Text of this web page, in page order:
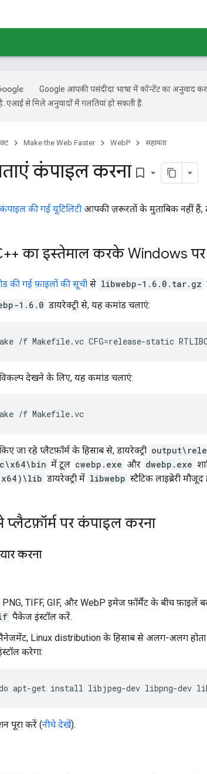
Google आपकी पसंदीदा भाषा में कॉन्टेंट का अनुवाद
एआई से मिले अनुवादों में गलतियां हो सकती हैं.
Make the Web Faster WebP सहायता
कंपाइल करना bookmark_border
की गई यूटिलिटी आपकी ज़रूरतों के मुताबिक नहीं हैं,
का इस्तेमाल करके Windows
की गई फ़ाइलों की सूची से libwebp-1.6.0.tar.gz
1.6.0 डायरेक्ट्री से, यह कमांड चलाएं:
विकल्प देखने के लिए, यह कमांड चलाएं:
जा रहे प्लैटफ़ॉर्म के हिसाब से, डायरेक्ट्री
में टूल cwebp.exe और dwebp.exe
डायरेक्ट्री में libwebp स्टैटिक लाइब्रेरी मौजूद
प्लैटफ़ॉर्म पर कंपाइल करना
करना
PNG, TIFF, GIF, और WebP इमेज फ़ॉर्मैट के बीच फ़ाइलें
पैकेज इंस्टॉल करें.
Linux distribution के हिसाब से अलग-अलग होता
करेगा:
apt-get install libjpeg-dev libpng-dev
पूरा करें (नीचे देखें).